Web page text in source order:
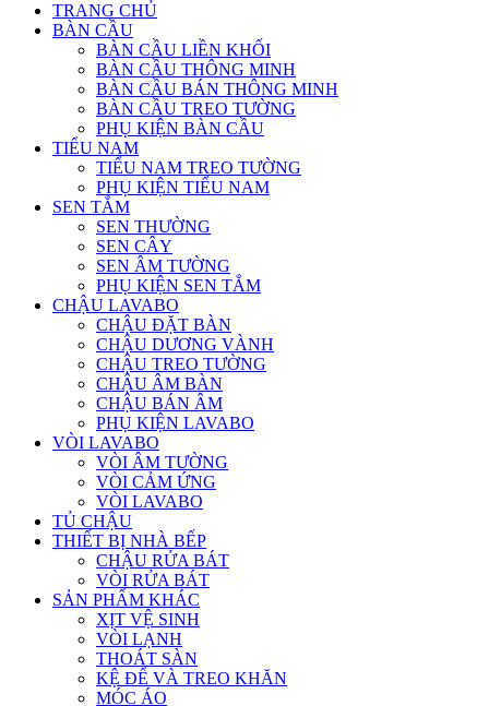
TRANG CHỦ
BÀN CẦU
BÀN CẦU LIỀN KHỐI
BÀN CẦU THÔNG MINH
BÀN CẦU BÁN THÔNG MINH
BÀN CẦU TREO TƯỜNG
PHỤ KIỆN BÀN CẦU
TIỂU NAM
TIỂU NAM TREO TƯỜNG
PHỤ KIỆN TIỂU NAM
SEN TẮM
SEN THƯỜNG
SEN CÂY
SEN ÂM TƯỜNG
PHỤ KIỆN SEN TẮM
CHẬU LAVABO
CHẬU ĐẶT BÀN
CHẬU DƯƠNG VÀNH
CHẬU TREO TƯỜNG
CHẬU ÂM BÀN
CHẬU BÁN ÂM
PHỤ KIỆN LAVABO
VÒI LAVABO
VÒI ÂM TƯỜNG
VÒI CẢM ỨNG
VÒI LAVABO
TỦ CHẬU
THIẾT BỊ NHÀ BẾP
CHẬU RỬA BÁT
VÒI RỬA BÁT
SẢN PHẨM KHÁC
XỊT VỆ SINH
VÒI LẠNH
THOÁT SÀN
KỆ ĐỂ VÀ TREO KHĂN
MÓC ÁO